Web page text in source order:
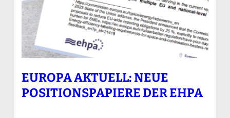
EUROPA AKTUELL: NEUE
POSITIONSPAPIERE DER EHPA